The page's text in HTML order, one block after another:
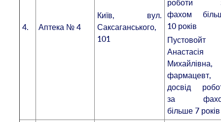
4. Аптека № 4
Київ, вул.
Саксаганського,
101
роботи
фахом
10 років
Пустовойт
Анастасія
Михайлівна,
фармацевт,
досвід
за
більше 7 років